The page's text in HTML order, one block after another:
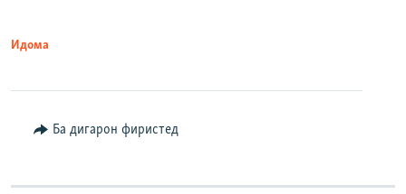
Идома
Ба дигарон фиристед